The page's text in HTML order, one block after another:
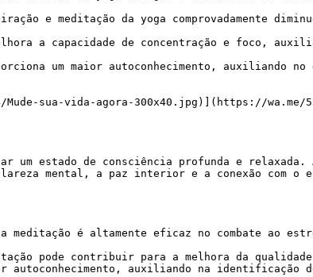
e meditação da yoga comprovadamente
a capacidade de concentração e foco,
um maior autoconhecimento, auxiliando
mental, a paz interior e a conexão com o
é altamente eficaz no combate ao
pode contribuir para a melhora da
autoconhecimento, auxiliando na identificação